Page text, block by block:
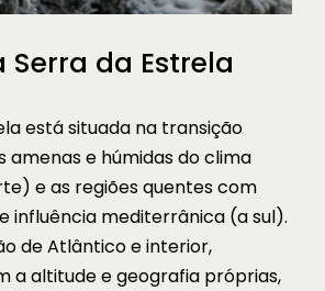
Serra da Estrela
está situada na transição
amenas e húmidas do clima
e as regiões quentes com
influência mediterrânica (a sul).
de Atlântico e interior,
a altitude e geografia próprias,